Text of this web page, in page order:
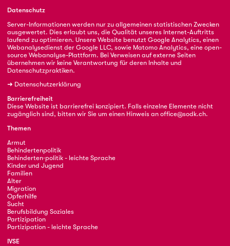
Datenschutz
Server-Informationen werden nur zu allgemeinen statistischen Zwecken
ausgewertet. Dies erlaubt uns, die Qualität unseres Internet-Auftritts
laufend zu optimieren. Unsere Website benutzt Google Analytics, einen
Webanalysedienst der Google LLC, sowie Matomo Analytics, eine open-
source Webanalyse-Plattform. Bei Verweisen auf externe Seiten
übernehmen wir keine Verantwortung für deren Inhalte und
Datenschutzpraktiken.
➜ Datenschutzerklärung
Barrierefreiheit
Diese Website ist barrierefrei konzipiert. Falls einzelne Elemente nicht
zugänglich sind, bitten wir Sie um einen Hinweis an office@sodk.ch.
Themen
Armut
Behindertenpolitik
Behinderten·politik - leichte Sprache
Kinder und Jugend
Familien
Alter
Migration
Opferhilfe
Sucht
Berufsbildung Soziales
Partizipation
Partizipation - leichte Sprache
IVSE